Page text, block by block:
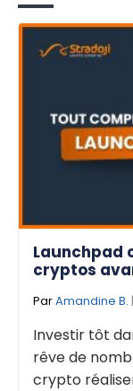
Launchpad
cryptos
ParAmandine B.
Investir tôt
rêve de
crypto